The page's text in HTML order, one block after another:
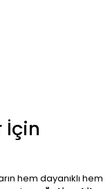
İçin
hem dayanıklı hem